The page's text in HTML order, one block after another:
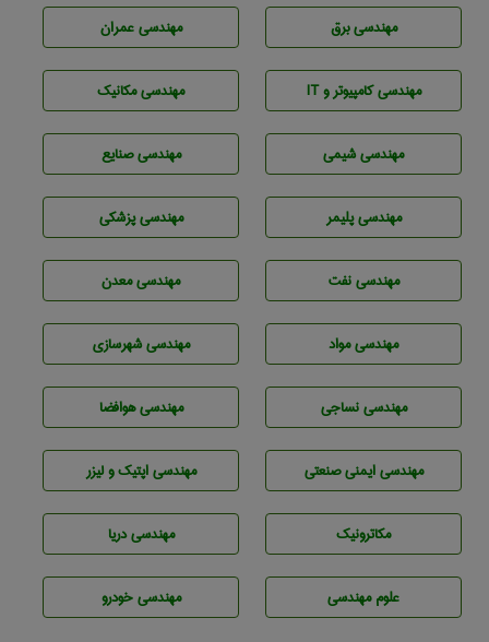
مهندسی برق مهندسی عمران
مهندسی كامپيوتر و IT مهندسی مکانیک
مهندسي شيمی مهندسی صنايع
مهندسی پليمر مهندسی پزشکی
مهندسی نفت مهندسی معدن
مهندسی مواد مهندسی شهرسازی
مهندسي نساجی مهندسی هوافضا
مهندسی ایمنی صنعتی مهندسی اپتیک و لیزر
مکاترونیک مهندسی دریا
علوم مهندسی مهندسی خودرو